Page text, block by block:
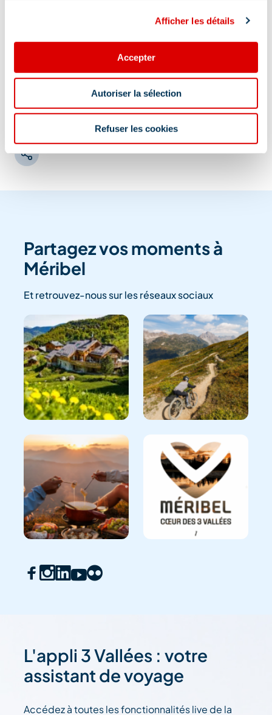
Afficher les détails
Accepter
Autoriser la sélection
Refuser les cookies
Information mise à jour le
04/12/2025
Partagez vos moments à
Méribel
Et retrouvez-nous sur les réseaux sociaux
L'appli 3 Vallées : votre
assistant de voyage
Accédez à toutes les fonctionnalités live de la